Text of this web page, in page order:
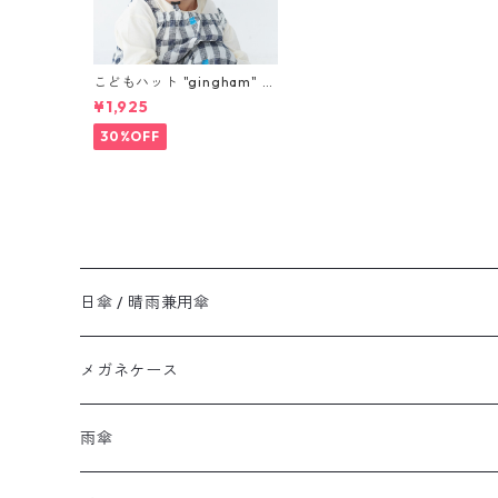
こどもハット "gingham" bl
ack S,M
¥1,925
30%OFF
日傘 / 晴雨兼用傘
メガネケース
雨傘